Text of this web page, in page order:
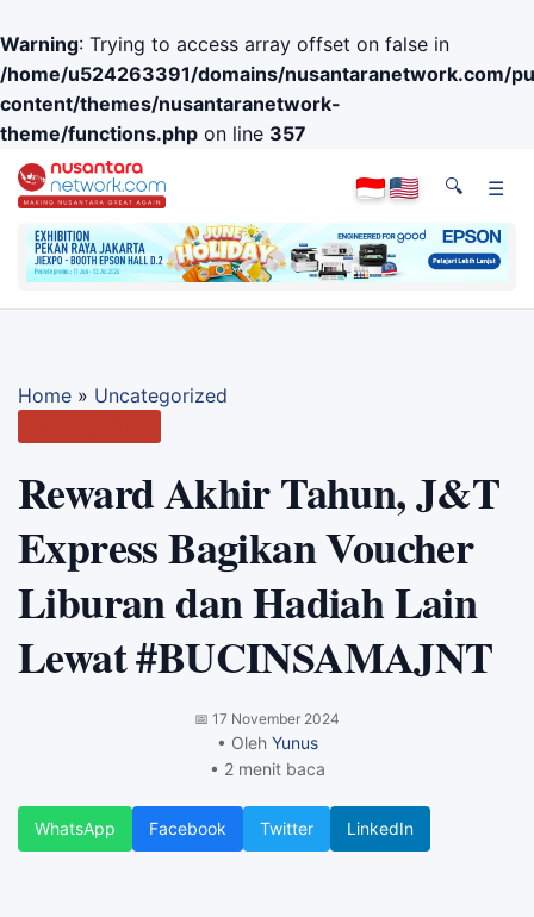
Warning: Trying to access array offset on false in
/home/u524263391/domains/nusantaranetwork.com/
content/themes/nusantaranetwork-
theme/functions.php on line 357
🔍 ☰
Home » Uncategorized
Reward Akhir Tahun, J&T
Express Bagikan Voucher
Liburan dan Hadiah Lain
Lewat #BUCINSAMAJNT
📅 17 November 2024
• Oleh Yunus
• 2 menit baca
WhatsApp Facebook Twitter LinkedIn